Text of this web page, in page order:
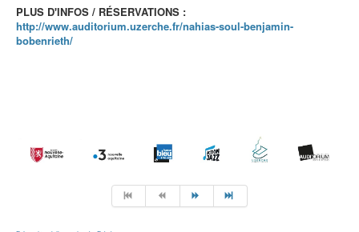
PLUS D'INFOS / RÉSERVATIONS :
http://www.auditorium.uzerche.fr/nahias-soul-benjamin-
bobenrieth/